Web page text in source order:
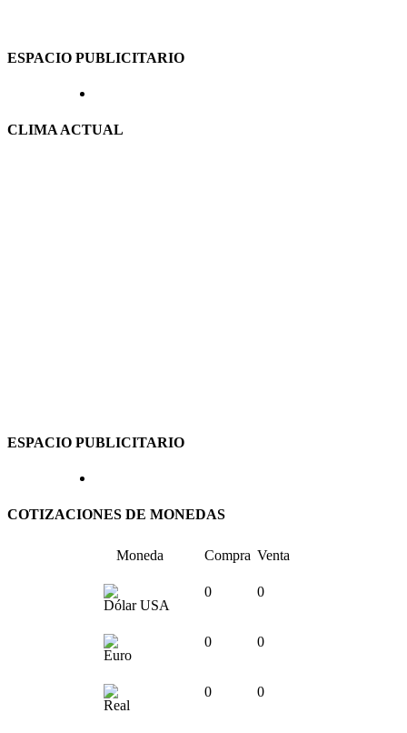
ESPACIO PUBLICITARIO
CLIMA ACTUAL
ESPACIO PUBLICITARIO
COTIZACIONES DE MONEDAS
Moneda Compra Venta
Dólar USA
0 0
Euro
0 0
Real
0 0